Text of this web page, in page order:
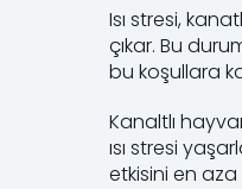
Isı stresi,
çıkar. Bu
bu koşullara
Kanaltlı
ısı stresi
etkisini en